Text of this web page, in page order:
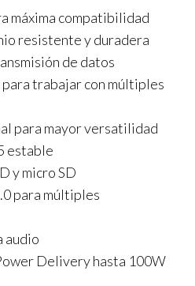
máxima compatibilidad
resistente y duradera
de datos
trabajar con múltiples
para mayor versatilidad
estable
y micro SD
para múltiples
audio
Delivery hasta 100W